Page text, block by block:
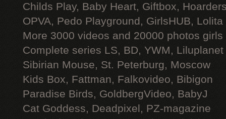
Childs Play, Baby Heart, Giftbox,
OPVA, Pedo Playground, GirlsHUB, Lolita
More 3000 videos and 20000 photos
Complete series LS, BD, YWM, Liluplanet
Sibirian Mouse, St. Peterburg, Moscow
Kids Box, Fattman, Falkovideo, Bibigon
Paradise Birds, GoldbergVideo, BabyJ
Cat Goddess, Deadpixel, PZ-magazine